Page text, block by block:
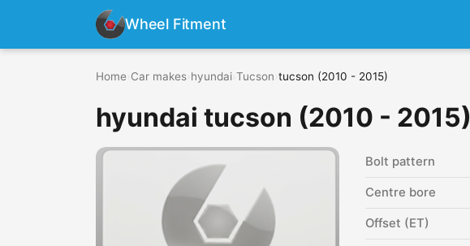
Wheel Fitment
Home Car makes hyundai Tucson tucson (2010 - 2015)
hyundai tucson (2010 - 2015)
Bolt pattern
Centre bore
Offset (ET)